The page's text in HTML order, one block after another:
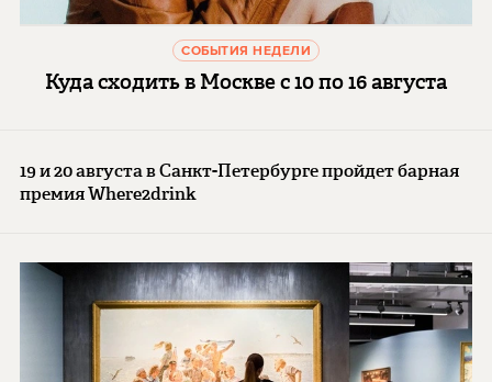
СОБЫТИЯ НЕДЕЛИ
Куда сходить в Москве с 10 по 16 августа
19 и 20 августа в Санкт-Петербурге пройдет барная
премия Where2drink